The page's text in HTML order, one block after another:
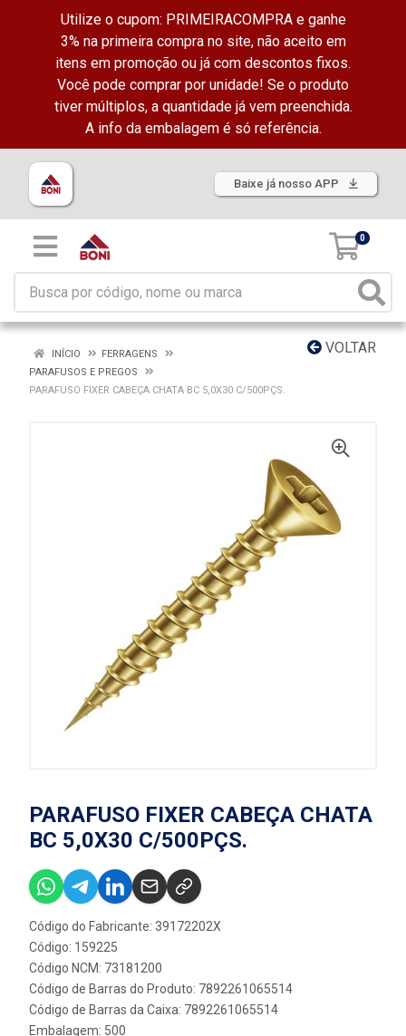
Utilize o cupom: PRIMEIRACOMPRA e ganhe
3% na primeira compra no site, não aceito em
itens em promoção ou já com descontos fixos.
Você pode comprar por unidade! Se o produto
tiver múltiplos, a quantidade já vem preenchida.
A info da embalagem é só referência.
Baixe já nosso APP
0
VOLTAR
INÍCIO
FERRAGENS
PARAFUSOS E PREGOS
PARAFUSO FIXER CABEÇA CHATA BC 5,0X30 C/500PÇS.
PARAFUSO FIXER CABEÇA CHATA
BC 5,0X30 C/500PÇS.
Código do Fabricante: 39172202X
Código: 159225
Código NCM: 73181200
Código de Barras do Produto: 7892261065514
Código de Barras da Caixa: 7892261065514
Embalagem: 500